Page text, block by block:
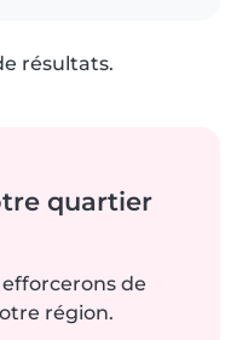
résultats.
quartier
de
région.